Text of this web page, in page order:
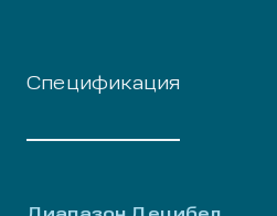
Спецификация